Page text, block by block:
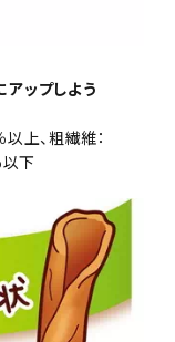
ップしよう
上、粗繊維：
下